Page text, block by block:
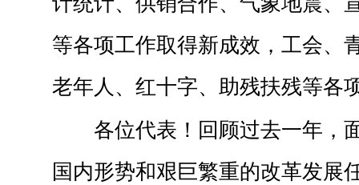
等各项工作取得新成效，工会、
老年人、红十字、助残扶残等各
各位代表！回顾过去一年，
国内形势和艰巨繁重的改革发展